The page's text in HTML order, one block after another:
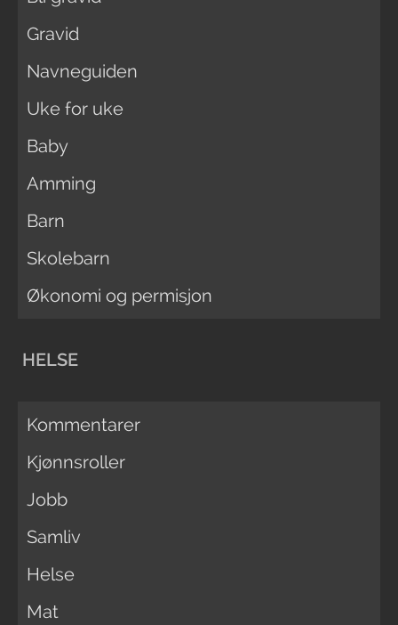
Gravid
Navneguiden
Uke for uke
Baby
Amming
Barn
Skolebarn
Økonomi og permisjon
HELSE
Kommentarer
Kjønnsroller
Jobb
Samliv
Helse
Mat